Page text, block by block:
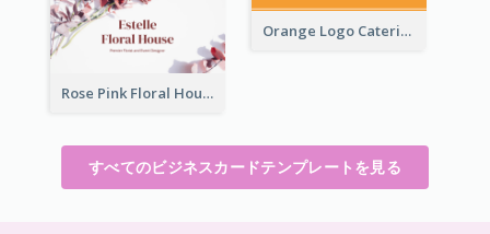
Orange Logo Catering Business Card
Rose Pink Floral House Business Card
すべてのビジネスカードテンプレートを見る